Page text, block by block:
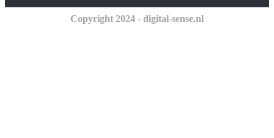
Copyright 2024 - digital-sense.nl